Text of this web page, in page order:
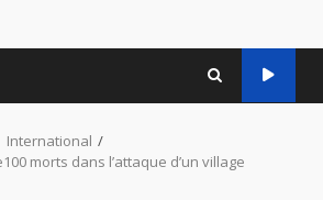
International
morts dans l’attaque d’un village